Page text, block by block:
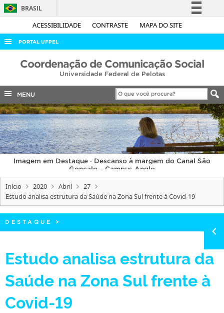
ACESSIBILIDADE CONTRASTE MAPA DO SITE
BRASIL
Simplifique!
Acesso à informação
Legislação
Canais
PORTAL UFPEL
ACESSO À INFORMAÇÃO
COBALTO
CONCURSOS
EDITAIS
INTERNACIONAL
OUVIDORIA
PORTARIAS
TELEFONES
Coordenação de Comunicação Social
Universidade Federal de Pelotas
MENU
Imagem em Destaque · Descanso à margem do Canal São
Gonçalo – Campus Anglo
Início 2020 Abril
27
Estudo analisa estrutura da Saúde na Zona Sul frente à Covid-19
DESTAQUE >
Estudo analisa estrutura da
Saúde na Zona Sul frente à
Covid-19